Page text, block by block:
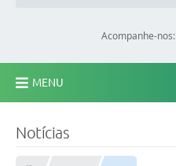
Acompanhe-nos:
MENU
Notícias